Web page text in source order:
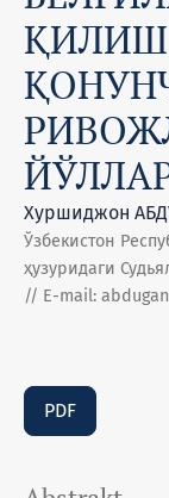
Хуршиджон
Ўзбекистон
ҳузуридаги
// E-mail:
PDF